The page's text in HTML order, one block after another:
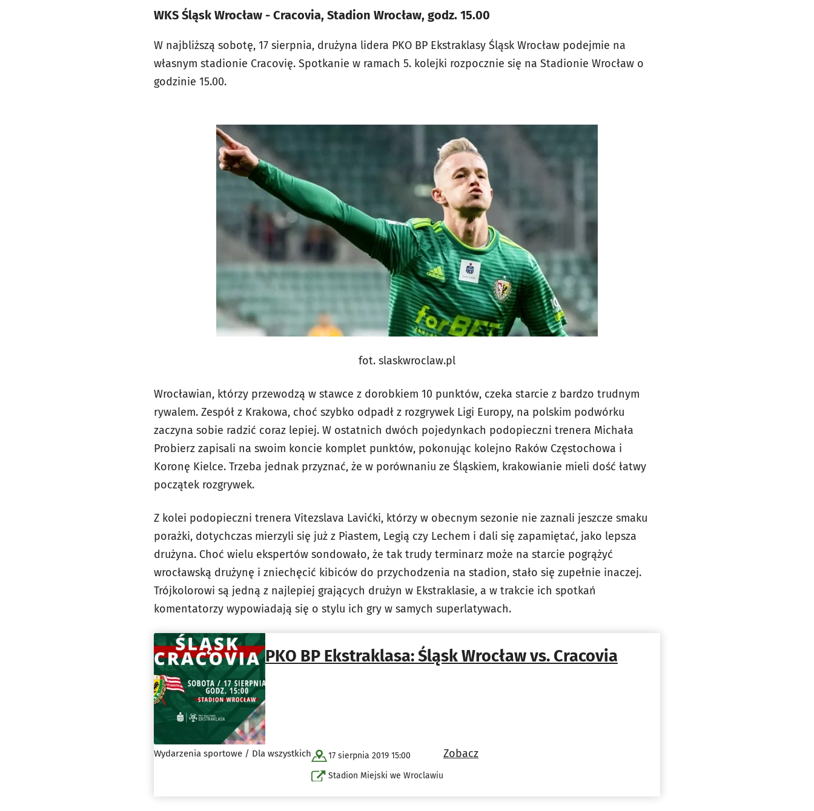
WKS Śląsk Wrocław - Cracovia, Stadion Wrocław, godz. 15.00
W najbliższą sobotę, 17 sierpnia, drużyna lidera PKO BP Ekstraklasy Śląsk Wrocław podejmie na
własnym stadionie Cracovię. Spotkanie w ramach 5. kolejki rozpocznie się na Stadionie Wrocław o
godzinie 15.00.
fot. slaskwroclaw.pl
Wrocławian, którzy przewodzą w stawce z dorobkiem 10 punktów, czeka starcie z bardzo trudnym
rywalem. Zespół z Krakowa, choć szybko odpadł z rozgrywek Ligi Europy, na polskim podwórku
zaczyna sobie radzić coraz lepiej. W ostatnich dwóch pojedynkach podopieczni trenera Michała
Probierz zapisali na swoim koncie komplet punktów, pokonując kolejno Raków Częstochowa i
Koronę Kielce. Trzeba jednak przyznać, że w porównaniu ze Śląskiem, krakowianie mieli dość łatwy
początek rozgrywek.
Z kolei podopieczni trenera Vitezslava Lavićki, którzy w obecnym sezonie nie zaznali jeszcze smaku
porażki, dotychczas mierzyli się już z Piastem, Legią czy Lechem i dali się zapamiętać, jako lepsza
drużyna. Choć wielu ekspertów sondowało, że tak trudy terminarz może na starcie pogrążyć
wrocławską drużynę i zniechęcić kibiców do przychodzenia na stadion, stało się zupełnie inaczej.
Trójkolorowi są jedną z najlepiej grających drużyn w Ekstraklasie, a w trakcie ich spotkań
komentatorzy wypowiadają się o stylu ich gry w samych superlatywach.
PKO BP Ekstraklasa: Śląsk Wrocław vs. Cracovia
Wydarzenia sportowe / Dla wszystkich
17 sierpnia 2019 15:00
Stadion Miejski we Wroclawiu
Zobacz